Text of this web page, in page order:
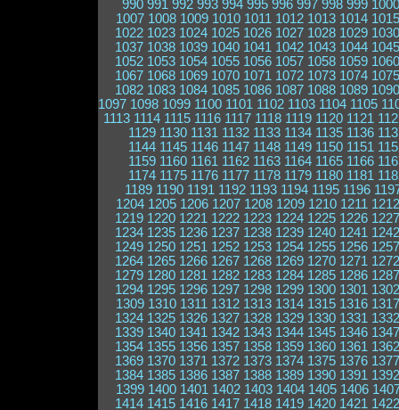
990 991 992 993 994 995 996 997 998 999 1000
1007 1008 1009 1010 1011 1012 1013 1014 1015
1022 1023 1024 1025 1026 1027 1028 1029 1030
1037 1038 1039 1040 1041 1042 1043 1044 1045
1052 1053 1054 1055 1056 1057 1058 1059 1060
1067 1068 1069 1070 1071 1072 1073 1074 1075
1082 1083 1084 1085 1086 1087 1088 1089 1090
1097 1098 1099 1100 1101 1102 1103 1104 1105
1113 1114 1115 1116 1117 1118 1119 1120 1121
1129 1130 1131 1132 1133 1134 1135 1136
1144 1145 1146 1147 1148 1149 1150 1151
1159 1160 1161 1162 1163 1164 1165 1166
1174 1175 1176 1177 1178 1179 1180 1181
1189 1190 1191 1192 1193 1194 1195 1196
1204 1205 1206 1207 1208 1209 1210 1211 1212
1219 1220 1221 1222 1223 1224 1225 1226 1227
1234 1235 1236 1237 1238 1239 1240 1241 1242
1249 1250 1251 1252 1253 1254 1255 1256 1257
1264 1265 1266 1267 1268 1269 1270 1271 1272
1279 1280 1281 1282 1283 1284 1285 1286 1287
1294 1295 1296 1297 1298 1299 1300 1301 1302
1309 1310 1311 1312 1313 1314 1315 1316 1317
1324 1325 1326 1327 1328 1329 1330 1331 1332
1339 1340 1341 1342 1343 1344 1345 1346 1347
1354 1355 1356 1357 1358 1359 1360 1361 1362
1369 1370 1371 1372 1373 1374 1375 1376 1377
1384 1385 1386 1387 1388 1389 1390 1391 1392
1399 1400 1401 1402 1403 1404 1405 1406
1414 1415 1416 1417 1418 1419 1420 1421 1422